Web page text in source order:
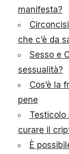
manifesta?
che c’è da
Sesso e
sessualità?
Cos’è la
pene
Testicolo
curare il
È